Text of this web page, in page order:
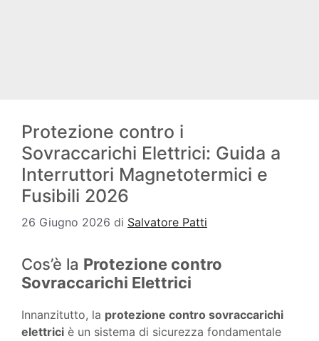
Protezione contro i
Sovraccarichi Elettrici: Guida a
Interruttori Magnetotermici e
Fusibili 2026
26 Giugno 2026 di Salvatore Patti
Cos’è la Protezione contro
Sovraccarichi Elettrici
Innanzitutto, la protezione contro sovraccarichi
elettrici è un sistema di sicurezza fondamentale